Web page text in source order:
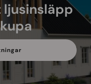
ljusinsläpp